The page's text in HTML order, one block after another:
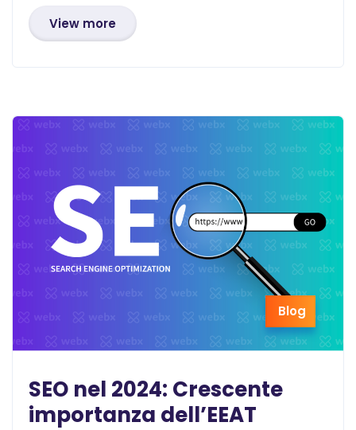
View more
Blog
SEO nel 2024: Crescente
importanza dell’EEAT